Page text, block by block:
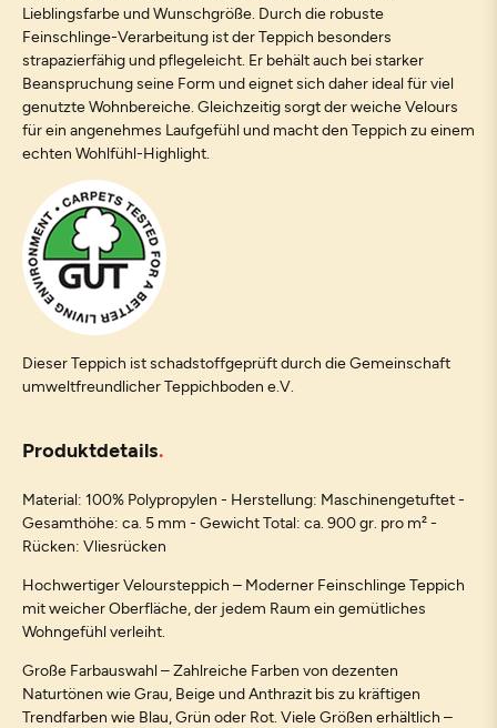
Lieblingsfarbe und Wunschgröße. Durch die robuste
Feinschlinge-Verarbeitung ist der Teppich besonders
strapazierfähig und pflegeleicht. Er behält auch bei starker
Beanspruchung seine Form und eignet sich daher ideal für viel
genutzte Wohnbereiche. Gleichzeitig sorgt der weiche Velours
für ein angenehmes Laufgefühl und macht den Teppich zu einem
echten Wohlfühl-Highlight.
Dieser Teppich ist schadstoffgeprüft durch die Gemeinschaft
umweltfreundlicher Teppichboden e.V.
Produktdetails
Material: 100% Polypropylen - Herstellung: Maschinengetuftet -
Gesamthöhe: ca. 5 mm - Gewicht Total: ca. 900 gr. pro m² -
Rücken: Vliesrücken
Hochwertiger Veloursteppich – Moderner Feinschlinge Teppich
mit weicher Oberfläche, der jedem Raum ein gemütliches
Wohngefühl verleiht.
Große Farbauswahl – Zahlreiche Farben von dezenten
Naturtönen wie Grau, Beige und Anthrazit bis zu kräftigen
Trendfarben wie Blau, Grün oder Rot. Viele Größen erhältlich –